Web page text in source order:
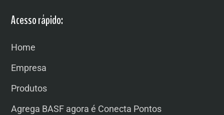
Acesso rápido:
Home
Empresa
Produtos
Agrega BASF agora é Conecta Pontos